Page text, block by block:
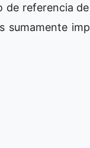
referencia
sumamente